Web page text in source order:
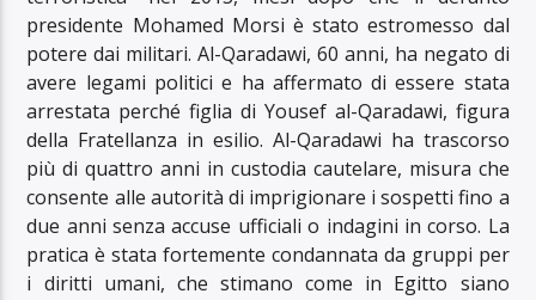
presidente Mohamed Morsi è stato estromesso dal
potere dai militari. Al-Qaradawi, 60 anni, ha negato di
avere legami politici e ha affermato di essere stata
arrestata perché figlia di Yousef al-Qaradawi, figura
della Fratellanza in esilio. Al-Qaradawi ha trascorso
più di quattro anni in custodia cautelare, misura che
consente alle autorità di imprigionare i sospetti fino a
due anni senza accuse ufficiali o indagini in corso. La
pratica è stata fortemente condannata da gruppi per
i diritti umani, che stimano come in Egitto siano